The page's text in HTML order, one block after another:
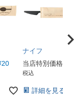
20
ナイフ
当店特別価格
税込
詳細を見る